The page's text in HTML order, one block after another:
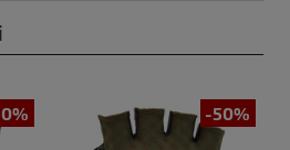
-50%